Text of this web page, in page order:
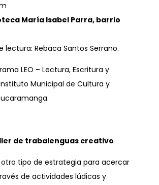
María Isabel Parra, barrio
lectura: Rebaca Santos Serrano.
LEO – Lectura, Escritura y
Municipal de Cultura y
de trabalenguas creativo
otro tipo de estrategia para acercar
de actividades lúdicas y